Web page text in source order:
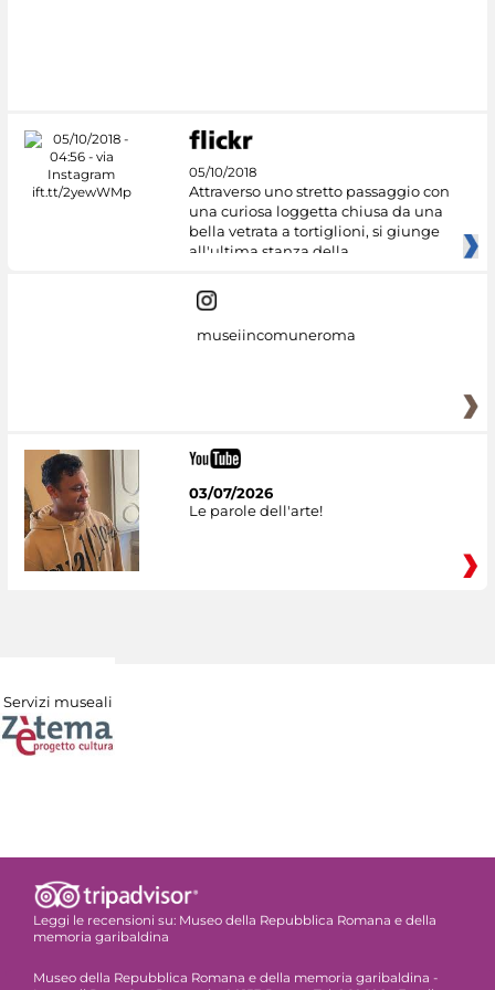
05/10/2018
Attraverso uno stretto passaggio con
una curiosa loggetta chiusa da una
bella vetrata a tortiglioni, si giunge
all'ultima stanza della
museiincomuneroma
03/07/2026
Le parole dell'arte!
Servizi museali
Leggi le recensioni su: Museo della Repubblica Romana e della
memoria garibaldina
Museo della Repubblica Romana e della memoria garibaldina -